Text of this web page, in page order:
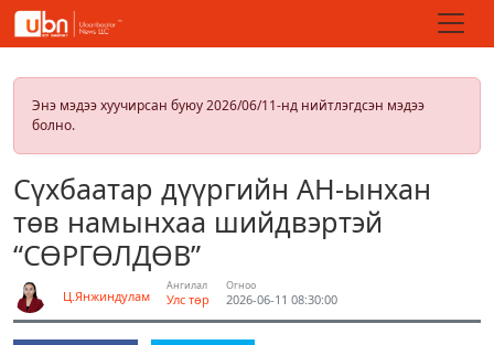
Энэ мэдээ хуучирсан буюу 2026/06/11-нд нийтлэгдсэн мэдээ
болно.
Сүхбаатар дүүргийн АН-ынхан
төв намынхаа шийдвэртэй
“СӨРГӨЛДӨВ”
Ц.Янжиндулам
Ангилал
Улс төр
Огноо
2026-06-11 08:30:00